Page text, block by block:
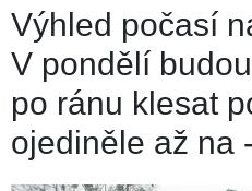
Výhled počasí
V pondělí
po ránu klesat
ojediněle až na